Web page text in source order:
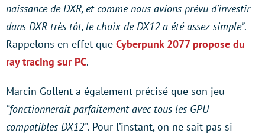
naissance de DXR, et comme nous avions prévu d’investir
dans DXR très tôt, le choix de DX12 a été assez simple”.
Rappelons en effet que Cyberpunk 2077 propose du
ray tracing sur PC.
Marcin Gollent a également précisé que son jeu
“fonctionnerait parfaitement avec tous les GPU
compatibles DX12”. Pour l’instant, on ne sait pas si